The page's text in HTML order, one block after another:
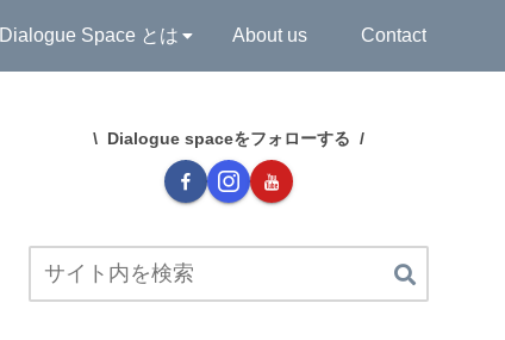
Dialogue Space とは About us Contact
Dialogue spaceをフォローする